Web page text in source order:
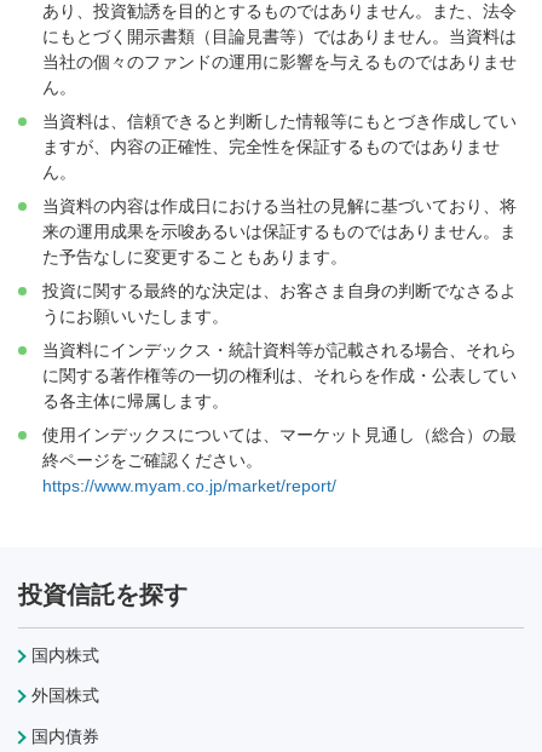
あり、投資勧誘を目的とするものではありません。また、法令
にもとづく開示書類（目論見書等）ではありません。当資料は
当社の個々のファンドの運用に影響を与えるものではありませ
ん。
当資料は、信頼できると判断した情報等にもとづき作成してい
ますが、内容の正確性、完全性を保証するものではありませ
ん。
当資料の内容は作成日における当社の見解に基づいており、将
来の運用成果を示唆あるいは保証するものではありません。ま
た予告なしに変更することもあります。
投資に関する最終的な決定は、お客さま自身の判断でなさるよ
うにお願いいたします。
当資料にインデックス・統計資料等が記載される場合、それら
に関する著作権等の一切の権利は、それらを作成・公表してい
る各主体に帰属します。
使用インデックスについては、マーケット見通し（総合）の最
終ページをご確認ください。
https://www.myam.co.jp/market/report/
投資信託を探す
国内株式
外国株式
国内債券